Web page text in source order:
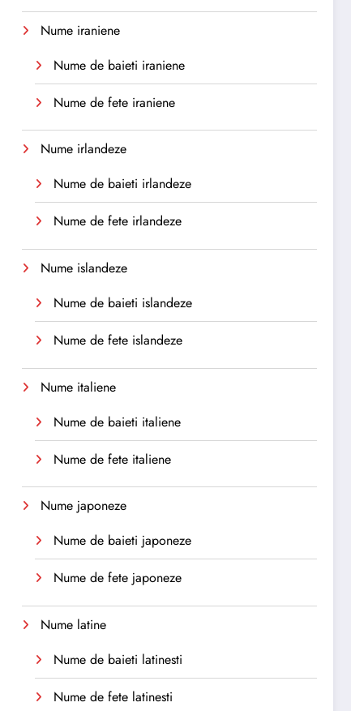
Nume iraniene
Nume de baieti iraniene
Nume de fete iraniene
Nume irlandeze
Nume de baieti irlandeze
Nume de fete irlandeze
Nume islandeze
Nume de baieti islandeze
Nume de fete islandeze
Nume italiene
Nume de baieti italiene
Nume de fete italiene
Nume japoneze
Nume de baieti japoneze
Nume de fete japoneze
Nume latine
Nume de baieti latinesti
Nume de fete latinesti